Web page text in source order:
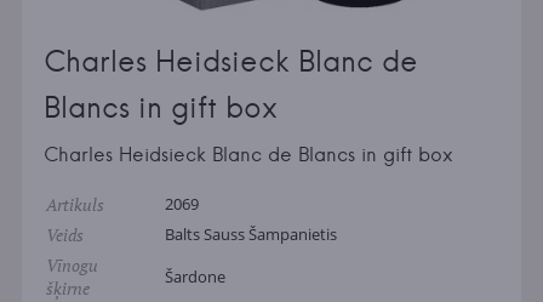
Charles Heidsieck Blanc de
Blancs in gift box
Charles Heidsieck Blanc de Blancs in gift box
Artikuls 2069
Veids Balts Sauss Šampanietis
Vīnogu
šķirne
Šardone